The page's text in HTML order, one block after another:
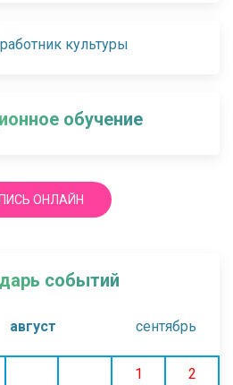
культуры
обучение
ОНЛАЙН
событий
август сентябрь
1 2